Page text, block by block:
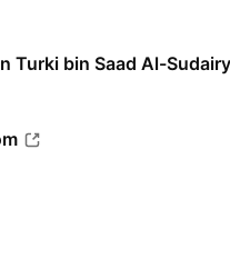
Turki bin Saad Al-Sudairy